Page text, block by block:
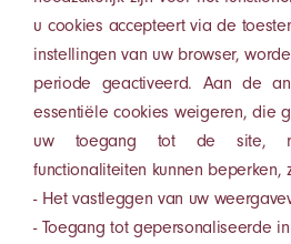
u cookies accepteert via de
instellingen van uw browser,
periode geactiveerd. Aan de
essentiële cookies weigeren, die
uw toegang tot de site,
functionaliteiten kunnen beperken,
- Het vastleggen van uw
- Toegang tot gepersonaliseerde